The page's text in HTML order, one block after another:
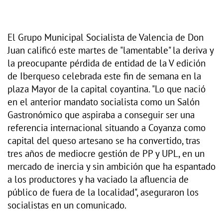
El Grupo Municipal Socialista de Valencia de Don
Juan calificó este martes de "lamentable" la deriva y
la preocupante pérdida de entidad de la V edición
de Iberqueso celebrada este fin de semana en la
plaza Mayor de la capital coyantina. "Lo que nació
en el anterior mandato socialista como un Salón
Gastronómico que aspiraba a conseguir ser una
referencia internacional situando a Coyanza como
capital del queso artesano se ha convertido, tras
tres años de mediocre gestión de PP y UPL, en un
mercado de inercia y sin ambición que ha espantado
a los productores y ha vaciado la afluencia de
público de fuera de la localidad", aseguraron los
socialistas en un comunicado.